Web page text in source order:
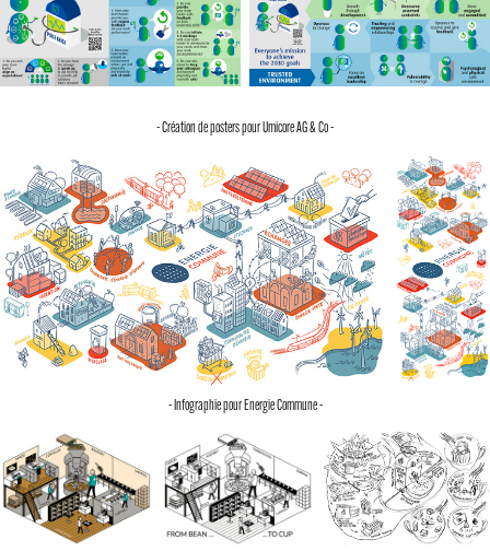
- Création de posters pour Umicore AG & Co -
- Infographie pour Energie Commune -